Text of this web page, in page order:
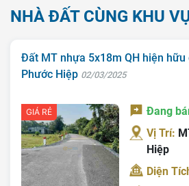
Trang chủ
NHÀ ĐẤT CÙNG KHU
Đất MT nhựa 5x18m QH hiện hữu
Phước Hiệp 02/03/2025
GIÁ RẺ
Đang
Vị Trí:
Hiệp
Diện